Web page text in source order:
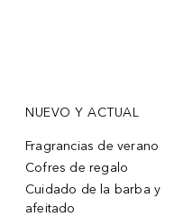
NUEVO Y ACTUAL
Fragrancias de verano
Cofres de regalo
Cuidado de la barba y
afeitado